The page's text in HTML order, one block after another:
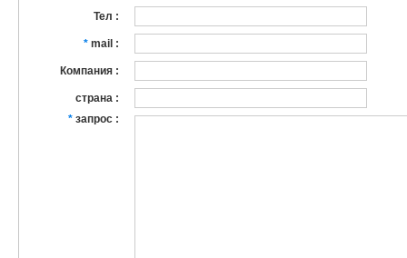
Тел :
* mail :
Компания :
страна :
* запрос :